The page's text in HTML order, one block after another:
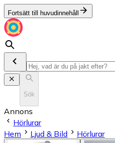
Fortsätt till huvudinnehåll
Sök
Annons
Hörlurar
Hem
Ljud & Bild Hörlurar